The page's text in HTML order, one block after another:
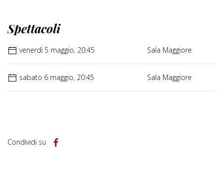
Spettacoli
venerdì 5 maggio, 20:45 Sala Maggiore
sabato 6 maggio, 20:45 Sala Maggiore
Condividi su